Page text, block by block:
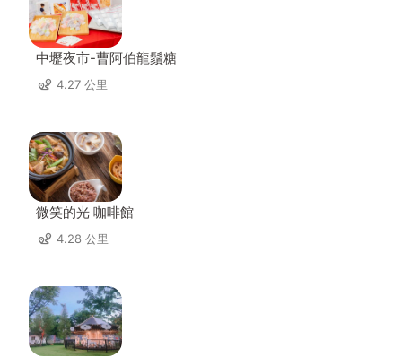
中壢夜市-曹阿伯龍鬚糖
4.27 公里
微笑的光 咖啡館
4.28 公里